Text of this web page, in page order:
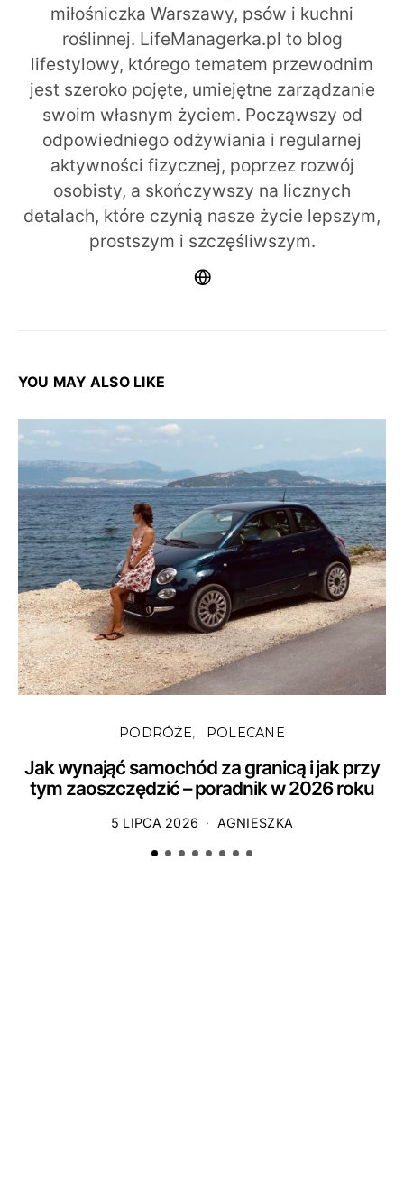
miłośniczka Warszawy, psów i kuchni
roślinnej. LifeManagerka.pl to blog
lifestylowy, którego tematem przewodnim
jest szeroko pojęte, umiejętne zarządzanie
swoim własnym życiem. Począwszy od
odpowiedniego odżywiania i regularnej
aktywności fizycznej, poprzez rozwój
osobisty, a skończywszy na licznych
detalach, które czynią nasze życie lepszym,
prostszym i szczęśliwszym.
YOU MAY ALSO LIKE
PODRÓŻE POLECANE
Jak wynająć samochód za granicą i jak przy
tym zaoszczędzić – poradnik w 2026 roku
5 LIPCA 2026 AGNIESZKA